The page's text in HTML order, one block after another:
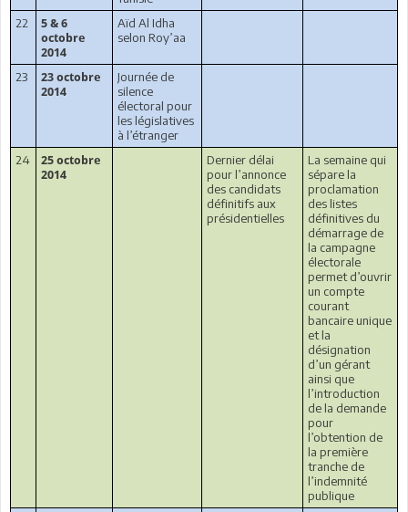
22
5 & 6
octobre
2014
Aïd Al Idha
selon Roy’aa
23
23 octobre
2014
Journée de
silence
électoral pour
les législatives
à l’étranger
24
25 octobre
2014
Dernier délai
pour l’annonce
des candidats
définitifs aux
présidentielles
La semaine qui
sépare la
proclamation
des listes
définitives du
démarrage de
la campagne
électorale
permet d’ouvrir
un compte
courant
bancaire unique
et la
désignation
d’un gérant
ainsi que
l’introduction
de la demande
pour
l’obtention de
la première
tranche de
l’indemnité
publique